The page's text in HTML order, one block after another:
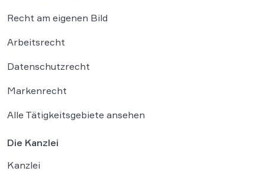
Recht am eigenen Bild
Arbeitsrecht
Datenschutzrecht
Markenrecht
Alle Tätigkeitsgebiete ansehen
Die Kanzlei
Kanzlei